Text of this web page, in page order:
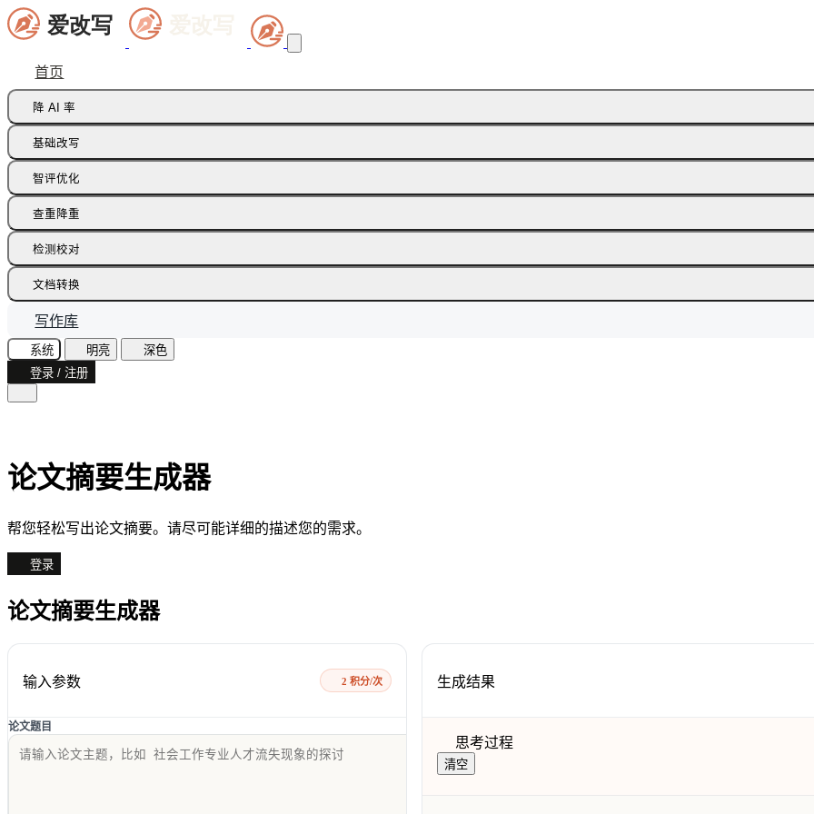
首页
降 AI 率
痕迹橡皮擦
多语种降痕
基础改写
同义词替换
智评优化
批注智改
查重降重
论文降重
检测校对
AI 文本检测(中文)
AI 文本检测(英文)
AI 图片检测
AI味诊断
文本纠错
文档转换
飞书文档
智能读文
文档识别
写作库
系统 明亮
深色
登录 / 注册
论文摘要生成器
帮您轻松写出论文摘要。请尽可能详细的描述您的需求。
登录
论文摘要生成器
输入参数 2 积分/次
论文题目
生成结果
思考过程
清空